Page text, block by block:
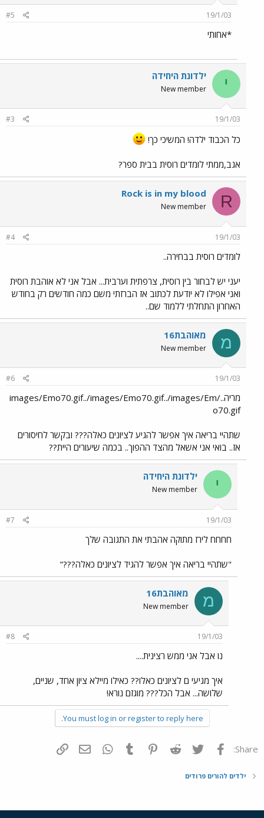
19/1/03
#5
*אחותי
י ילדונת היחידה
New member
19/1/03
#3
כל הכבוד ילדה! המשיכי כך!
אגב,ממתי לומדים רוסית בבית ספר?
R
Rock is in my blood
New member
19/1/03
#4
לומדים רוסית בבחירה..
יעני יש לבחור בין רוסית, צרפתית וערבית... אבל אני לא אוהבת רוסית
ואני אפילו לא יודעת לכתוב אז הברזתי משם כמה חודשים רק בחודש
האחרון התחלתי ללמוד שם..
מ מאוהבת16
New member
19/1/03
#6
מריה../images/Emo70.gif../images/Emo70.gif../images/Em
o70.gif
שתהיי בריאה איך אפשר להגיע לציונים כאלה??? ובקשר לחיסורים
אז.. בואי אני אשאל מהצד ההפוך.. בכמה שיעורים היית??
י ילדונת היחידה
New member
19/1/03
#7
חחחח לירז מתוקה אהבתי את התגובה שלך
"שתהיי בריאה איך אפשר להגיד לציונים כאלה???"
מ מאוהבת16
New member
19/1/03
#8
נו אבל אני ממש רצינית....
איך מגיעי ם לציונים כאלו?? כאילו מיילא ציון אחד, שניים,
שלושה... אבל הכל??? מוגזם נורא!
You must log in or register to reply here.
Share: פייסבוק Twitter
Reddit
Pinterest
Tumblr
WhatsAppדואר אלקטרוני
ילדים להורים פרודים